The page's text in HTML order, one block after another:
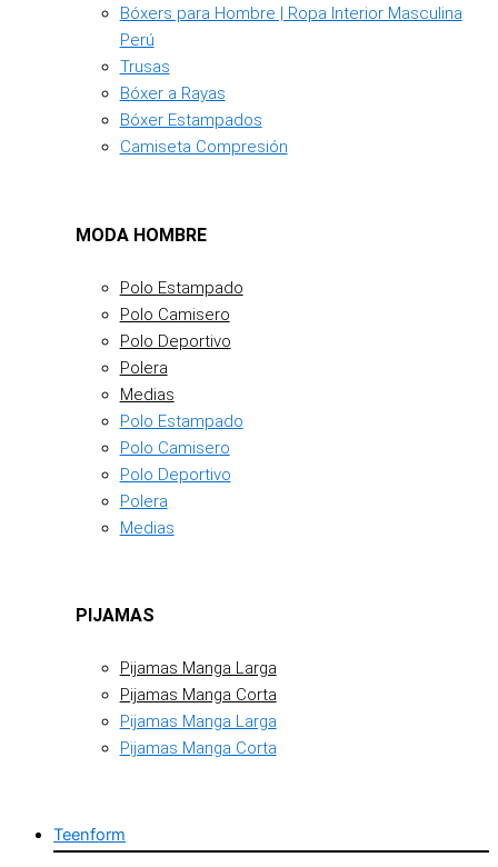
Bóxers para Hombre | Ropa Interior Masculina
Perú
Trusas
Bóxer a Rayas
Bóxer Estampados
Camiseta Compresión
MODA HOMBRE
Polo Estampado
Polo Camisero
Polo Deportivo
Polera
Medias
Polo Estampado
Polo Camisero
Polo Deportivo
Polera
Medias
PIJAMAS
Pijamas Manga Larga
Pijamas Manga Corta
Pijamas Manga Larga
Pijamas Manga Corta
Teenform